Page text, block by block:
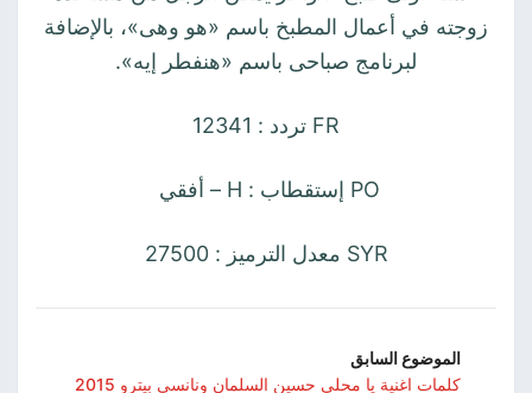
زوجته في أعمال المطبخ باسم «هو وهى»، بالإضافة
لبرنامج صباحى باسم «هنفطر إيه».
FR تردد : 12341
PO إستقطاب : H – أفقي
SYR معدل الترميز : 27500
الموضوع السابق
كلمات اغنية يا محلي حسين السلمان ونانسي بيترو 2015